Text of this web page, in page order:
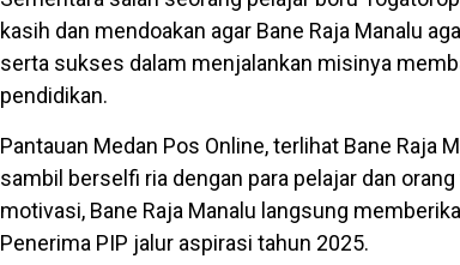
kasih dan mendoakan agar Bane Raja Manalu
serta sukses dalam menjalankan misinya
pendidikan.
Pantauan Medan Pos Online, terlihat Bane Raja
sambil berselfi ria dengan para pelajar dan
motivasi, Bane Raja Manalu langsung
Penerima PIP jalur aspirasi tahun 2025.